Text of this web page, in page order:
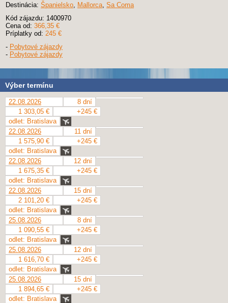
Destinácia: Španielsko Mallorca Sa Coma
Kód zájazdu: 1400970
Cena od: 366,35 €
Príplatky od: 245 €
- Pobytové zájazdy
- Pobytové zájazdy
Výber termínu
22.08.2026
8 dní
1 303,05 €
+245 €
odlet: Bratislava
22.08.2026
11 dní
1 575,90 €
+245 €
odlet: Bratislava
22.08.2026
12 dní
1 675,35 €
+245 €
odlet: Bratislava
22.08.2026
15 dní
2 101,20 €
+245 €
odlet: Bratislava
25.08.2026
8 dní
1 090,55 €
+245 €
odlet: Bratislava
25.08.2026
12 dní
1 616,70 €
+245 €
odlet: Bratislava
25.08.2026
15 dní
1 894,65 €
+245 €
odlet: Bratislava